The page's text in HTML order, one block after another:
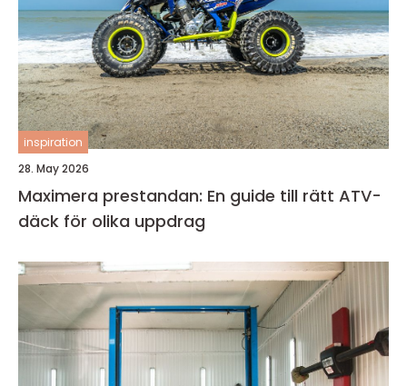
inspiration
28. May 2026
Maximera prestandan: En guide till rätt ATV-
däck för olika uppdrag